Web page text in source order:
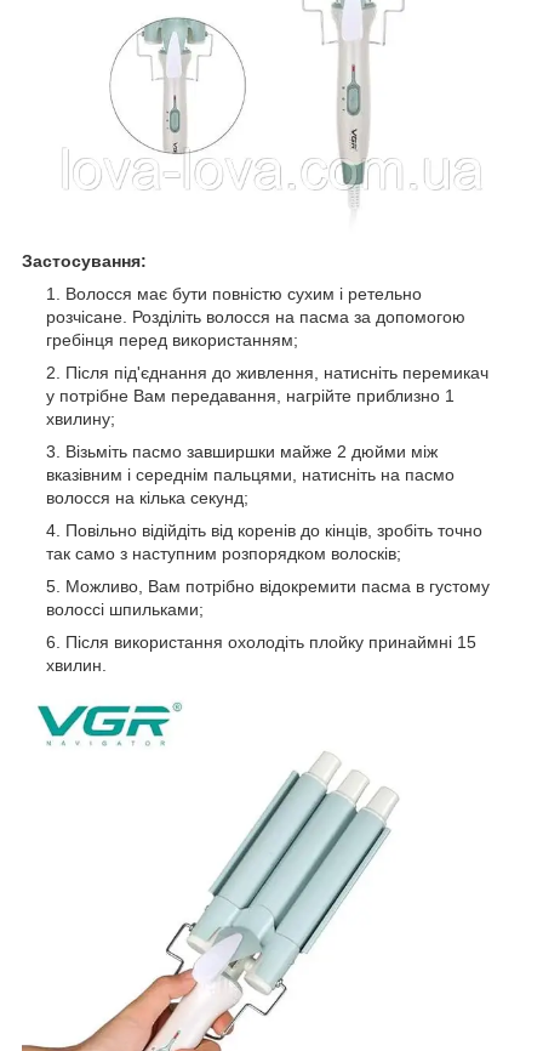
Застосування:
Волосся має бути повністю сухим і ретельно
розчісане. Розділіть волосся на пасма за допомогою
гребінця перед використанням;
Після під'єднання до живлення, натисніть перемикач
у потрібне Вам передавання, нагрійте приблизно 1
хвилину;
Візьміть пасмо завширшки майже 2 дюйми між
вказівним і середнім пальцями, натисніть на пасмо
волосся на кілька секунд;
Повільно відійдіть від коренів до кінців, зробіть точно
так само з наступним розпорядком волосків;
Можливо, Вам потрібно відокремити пасма в густому
волоссі шпильками;
Після використання охолодіть плойку принаймні 15
хвилин.